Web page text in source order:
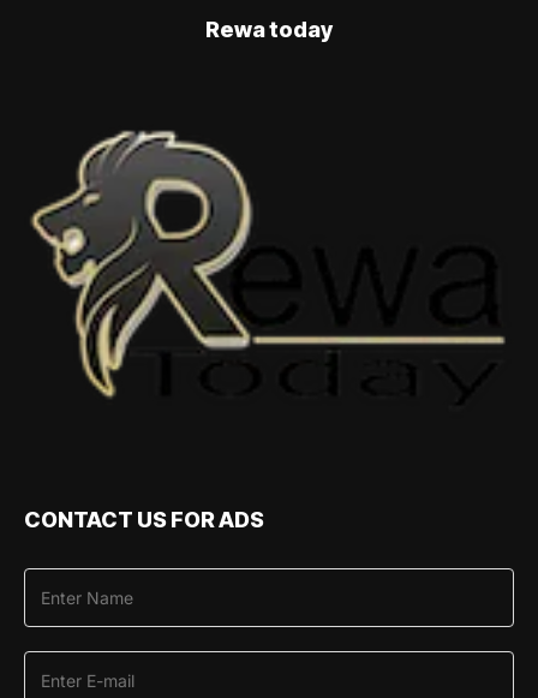
Rewa today
CONTACT US FOR ADS